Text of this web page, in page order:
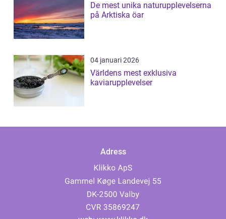
De mest unika naturupplevelserna
på Arktiska öar
04 januari 2026
Världens mest exklusiva
kaviarupplevelser
Adress